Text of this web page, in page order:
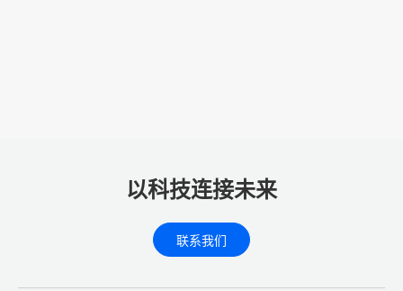
以科技连接未来
联系我们